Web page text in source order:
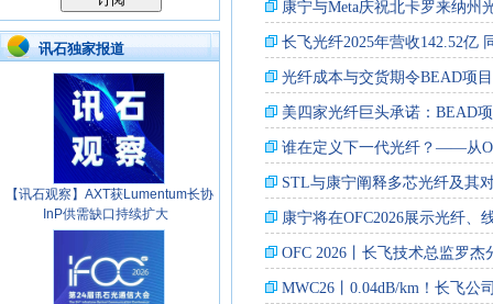
讯石独家报道
【讯石观察】AXT获Lumentum长协
InP供需缺口持续扩大